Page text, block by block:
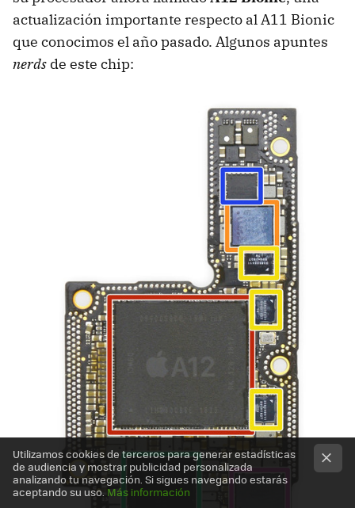
actualización importante respecto al A11 Bionic
que conocimos el año pasado. Algunos apuntes
nerds de este chip:
Utilizamos cookies de terceros para generar estadísticas
de audiencia y mostrar publicidad personalizada
analizando tu navegación. Si sigues navegando estarás
aceptando su uso. Más información